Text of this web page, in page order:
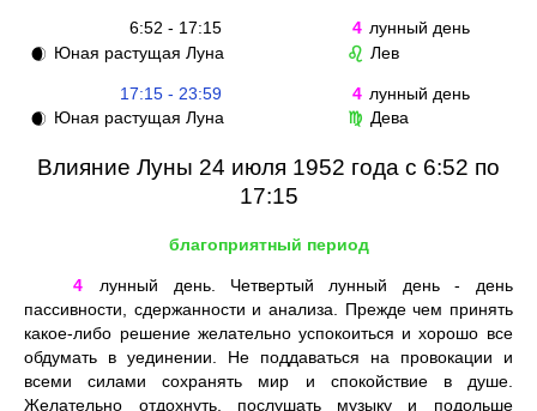
6:52 - 17:15 4 лунный день
🌒 Юная растущая Луна ♌ Лев
17:15 - 23:59 4 лунный день
🌒 Юная растущая Луна ♍ Дева
Влияние Луны 24 июля 1952 года с 6:52 по
17:15
благоприятный период
4
лунный день. Четвертый лунный день - день
пассивности, сдержанности и анализа. Прежде чем принять
какое-либо решение желательно успокоиться и хорошо все
обдумать в уединении. Не поддаваться на провокации и
всеми силами сохранять мир и спокойствие в душе.
Желательно отдохнуть, послушать музыку и подольше